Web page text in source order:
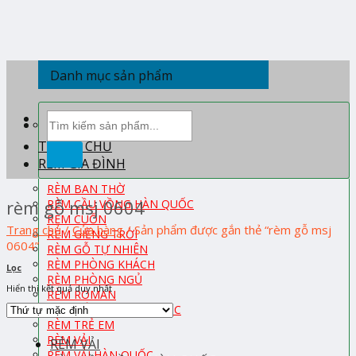
TRANG CHỦ
RÈM GIA ĐÌNH
RÈM BAN THỜ
RÈM CẦU VỒNG HÀN QUỐC
RÈM CUỐN
RÈM GIẾNG TRỜI
RÈM GỖ TỰ NHIÊN
RÈM PHÒNG KHÁCH
RÈM PHÒNG NGỦ
RÈM ROMAN
RÈM TỔ ONG HÀN QUỐC
RÈM TRẺ EM
RÈM VẢI
Danh mục sản phẩm
kiếm:
rèm gỗ msj 0604
Trang chủ / Cửa hàng /Sản phẩm được gắn thẻ “rèm gỗ msj
0604”
Lọc
Hiển thị kết quả duy nhất
RÈM VẢI